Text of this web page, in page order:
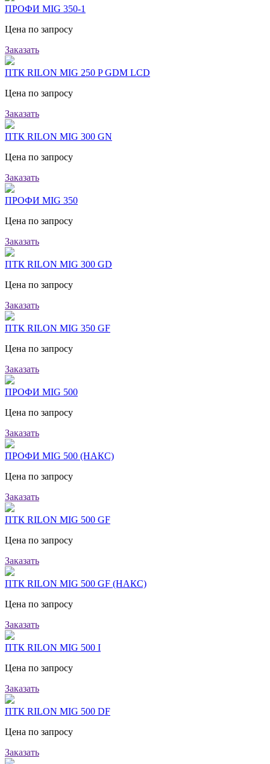
ПРОФИ MIG 350-1
Цена по запросу
Заказать
ПТК RILON MIG 250 P GDM LCD
Цена по запросу
Заказать
ПТК RILON MIG 300 GN
Цена по запросу
Заказать
ПРОФИ MIG 350
Цена по запросу
Заказать
ПТК RILON MIG 300 GD
Цена по запросу
Заказать
ПТК RILON MIG 350 GF
Цена по запросу
Заказать
ПРОФИ MIG 500
Цена по запросу
Заказать
ПРОФИ MIG 500 (НАКС)
Цена по запросу
Заказать
ПТК RILON MIG 500 GF
Цена по запросу
Заказать
ПТК RILON MIG 500 GF (НАКС)
Цена по запросу
Заказать
ПТК RILON MIG 500 I
Цена по запросу
Заказать
ПТК RILON MIG 500 DF
Цена по запросу
Заказать